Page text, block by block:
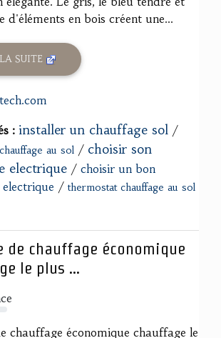
d'éléments en bois créent une...
SUITE
: installer un chauffage sol /
au sol / choisir son
electrique / choisir un bon
/ thermostat chauffage au sol
de chauffage économique
le plus ...
chauffage économique chauffage le